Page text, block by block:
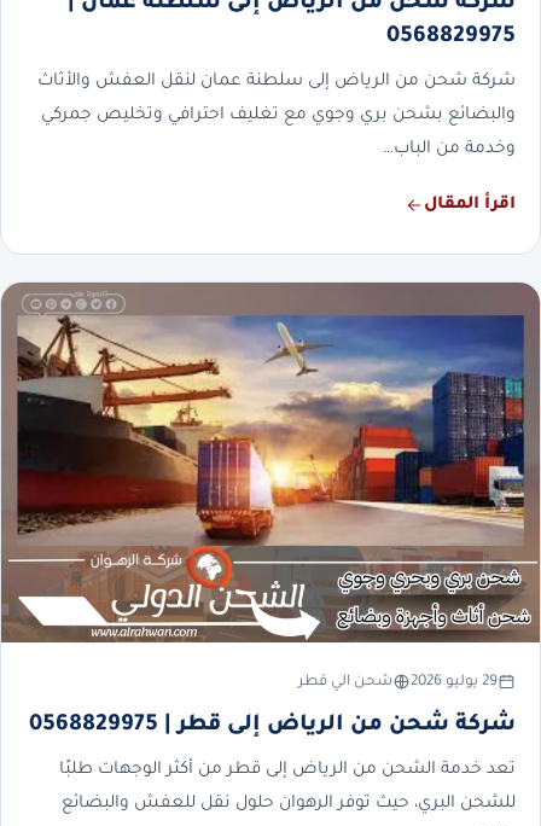
0568829975
شركة شحن من الرياض إلى سلطنة عمان لنقل العفش والأثاث
والبضائع بشحن بري وجوي مع تغليف احترافي وتخليص جمركي
وخدمة من الباب…
اقرأ المقال
29 يوليو 2026 شحن الي قطر
شركة شحن من الرياض إلى قطر | 0568829975
تعد خدمة الشحن من الرياض إلى قطر من أكثر الوجهات طلبًا
للشحن البري، حيث توفر الرهوان حلول نقل للعفش والبضائع